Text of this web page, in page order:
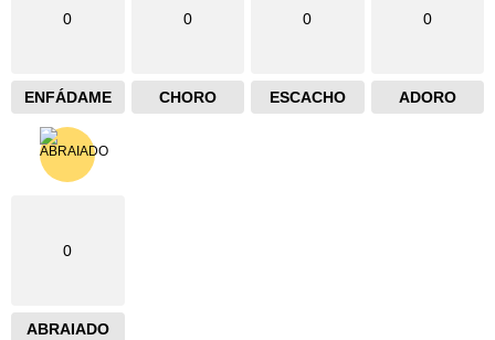
0
ENFÁDAME
0
CHORO
0
ESCACHO
0
ADORO
0
ABRAIADO